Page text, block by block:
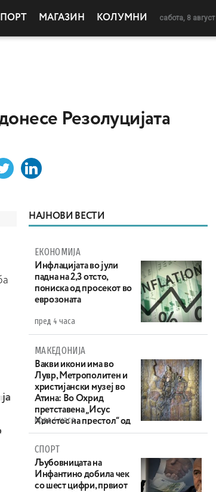
МАГАЗИН КОЛУМНИ сабота, 8
Резолуцијата
НАЈНОВИ ВЕСТИ
ЕКОНОМИЈА
Инфлацијата во јули
падна на 2,3 отсто,
пониска од просекот во
еврозоната
пред 4 часа
МАКЕДОНИЈА
Вакви икони има во
Лувр, Метрополитен и
христијански музеј во
Атина: Во Охрид
претставена „Исус
Христос на престол“ од
XIV век
пред 4 часа
СПОРТ
Љубовницата на
Инфантино добила чек
со шест цифри, првиот